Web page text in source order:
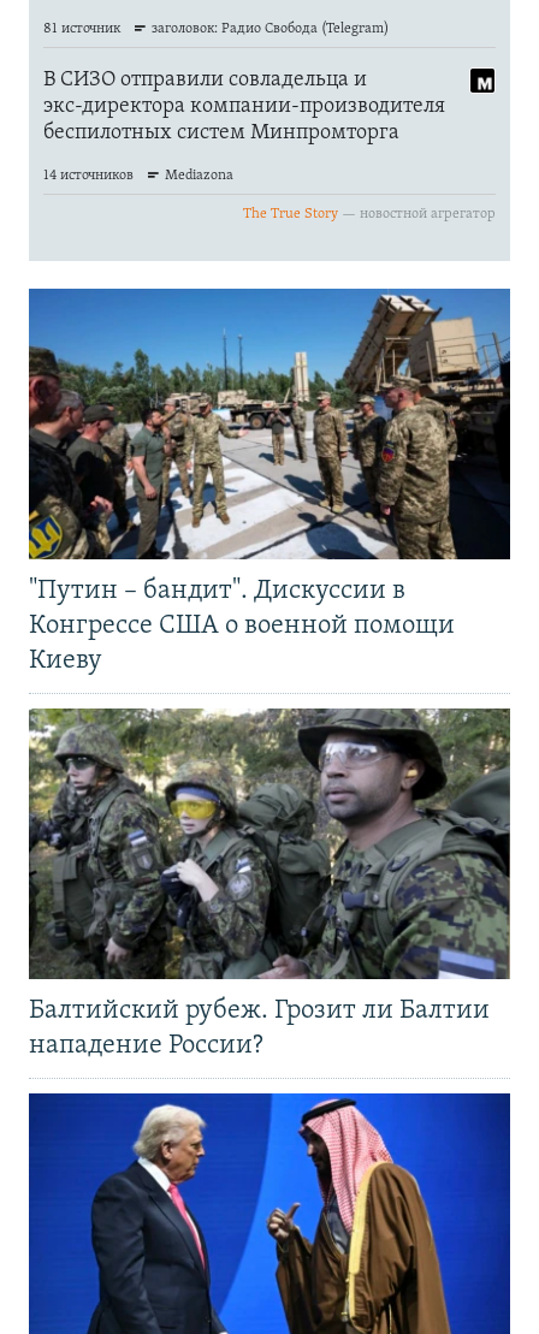
"Путин – бандит". Дискуссии в
Конгрессе США о военной помощи
Киеву
Балтийский рубеж. Грозит ли Балтии
нападение России?